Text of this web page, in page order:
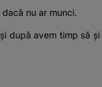
nu ar munci.
după avem timp să și